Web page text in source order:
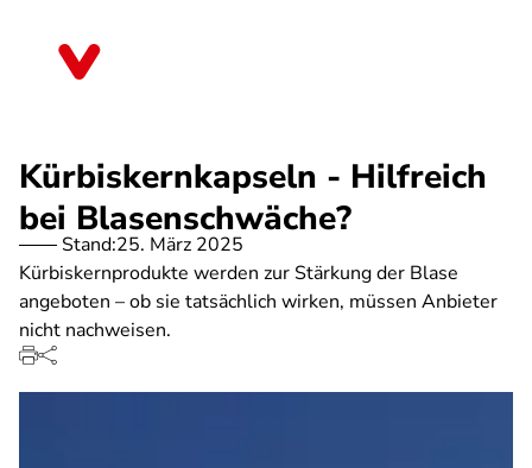
Kürbiskernkapseln - Hilfreich
bei Blasenschwäche?
Stand:25. März 2025
Kürbiskernprodukte werden zur Stärkung der Blase
angeboten – ob sie tatsächlich wirken, müssen Anbieter
nicht nachweisen.